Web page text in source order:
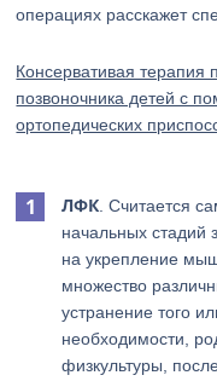
операциях расскажет
Консервативая терапия
позвоночника детей с
ортопедических
ЛФК . Считается
начальных стадий
на укрепление
множество
устранение того
необходимости,
физкультуры,